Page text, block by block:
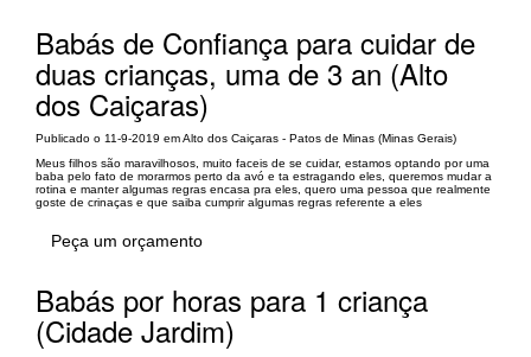
Babás de Confiança para cuidar de
duas crianças, uma de 3 an (Alto
dos Caiçaras)
Publicado o 11-9-2019 em Alto dos Caiçaras - Patos de Minas (Minas Gerais)
Meus filhos são maravilhosos, muito faceis de se cuidar, estamos optando por uma
baba pelo fato de morarmos perto da avó e ta estragando eles, queremos mudar a
rotina e manter algumas regras encasa pra eles, quero uma pessoa que realmente
goste de crinaças e que saiba cumprir algumas regras referente a eles
Peça um orçamento
Babás por horas para 1 criança
(Cidade Jardim)